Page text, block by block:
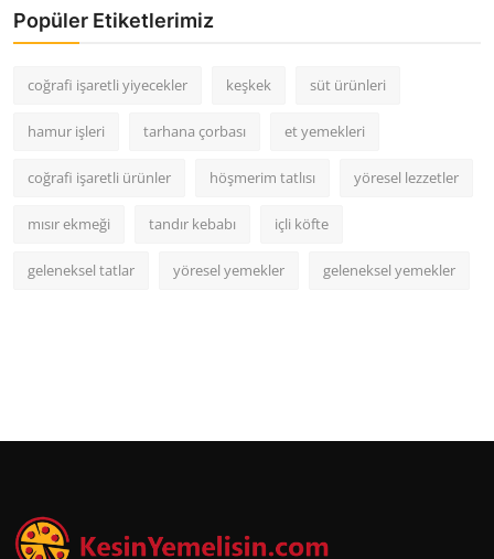
Popüler Etiketlerimiz
coğrafi işaretli yiyecekler keşkek süt ürünleri
hamur işleri tarhana çorbası et yemekleri
coğrafi işaretli ürünler höşmerim tatlısı yöresel lezzetler
mısır ekmeği tandır kebabı içli köfte
geleneksel tatlar yöresel yemekler geleneksel yemekler